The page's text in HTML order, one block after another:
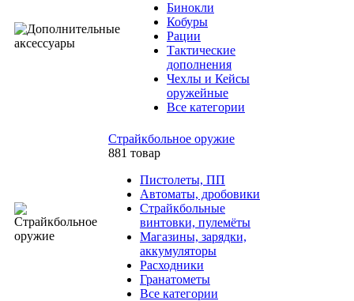
Бинокли
Кобуры
Рации
Тактические
дополнения
Чехлы и Кейсы
оружейные
Все категории
Страйкбольное оружие
881 товар
Пистолеты, ПП
Автоматы, дробовики
Страйкбольные
винтовки, пулемёты
Магазины, зарядки,
аккумуляторы
Расходники
Гранатометы
Все категории